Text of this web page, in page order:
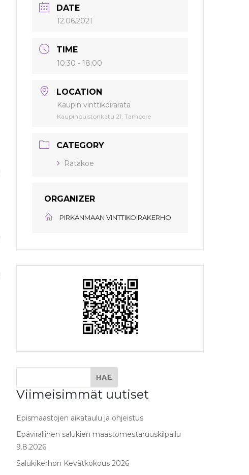
DATE
12.06.2021
TIME
10:30 - 18:00
LOCATION
Kaupin vinttikoirarata
Kaupinpuistonkatu 21, Tampere
CATEGORY
Ratakoe
ORGANIZER
PIRKANMAAN VINTTIKOIRAKERHO
Viimeisimmät uutiset
Epismaastojen aikataulu ja ohjeistus
Epävirallinen salukien maastomestaruuskilpailu
9.8.2026
Salukikerhon Kevätkokous 2026